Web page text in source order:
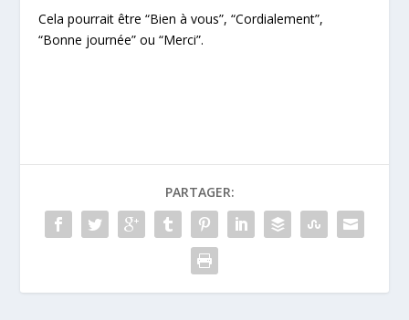
Cela pourrait être “Bien à vous”, “Cordialement”,
“Bonne journée” ou “Merci”.
PARTAGER: